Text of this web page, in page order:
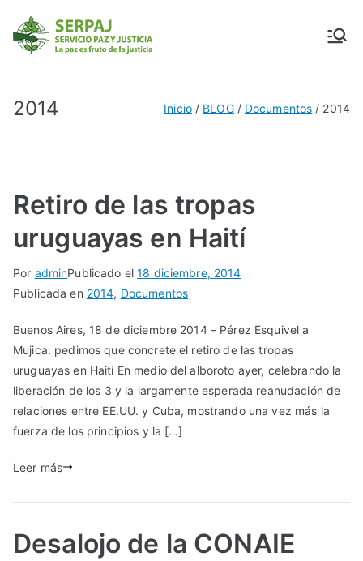
2014 Inicio BLOG Documentos 2014
Retiro de las tropas
uruguayas en Haití
Por adminPublicado el18 diciembre, 2014
Publicada en 2014, Documentos
Buenos Aires, 18 de diciembre 2014 – Pérez Esquivel a
Mujica: pedimos que concrete el retiro de las tropas
uruguayas en Haití En medio del alboroto ayer, celebrando la
liberación de los 3 y la largamente esperada reanudación de
relaciones entre EE.UU. y Cuba, mostrando una vez más la
fuerza de los principios y la […]
Leer más
Desalojo de la CONAIE